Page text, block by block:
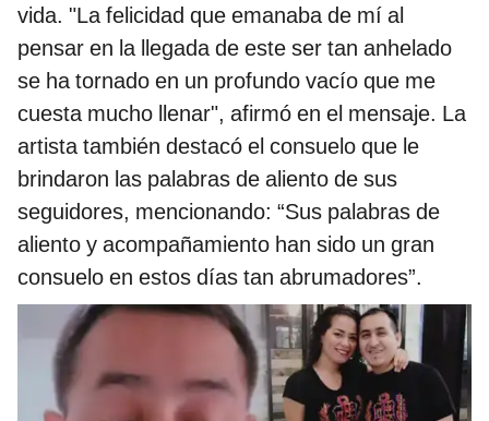
vida. "La felicidad que emanaba de mí al
pensar en la llegada de este ser tan anhelado
se ha tornado en un profundo vacío que me
cuesta mucho llenar", afirmó en el mensaje. La
artista también destacó el consuelo que le
brindaron las palabras de aliento de sus
seguidores, mencionando: “Sus palabras de
aliento y acompañamiento han sido un gran
consuelo en estos días tan abrumadores”.